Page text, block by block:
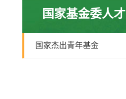
国家基金委人才
国家杰出青年基金